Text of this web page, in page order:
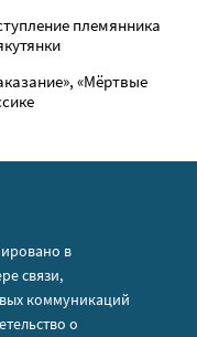
племянника
«Мёртвые
в
связи,
коммуникаций
о